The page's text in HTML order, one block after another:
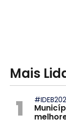
Mais
1